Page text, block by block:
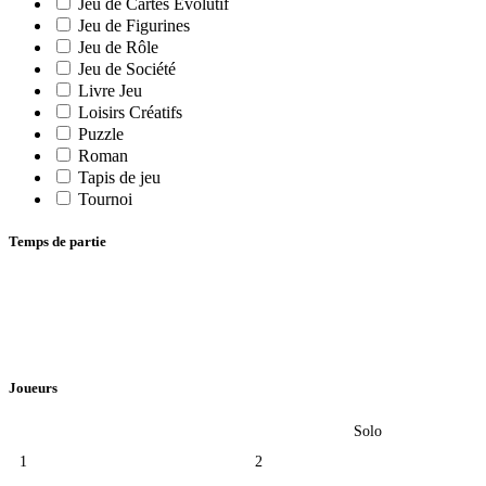
Jeu de Cartes Evolutif
Jeu de Figurines
Jeu de Rôle
Jeu de Société
Livre Jeu
Loisirs Créatifs
Puzzle
Roman
Tapis de jeu
Tournoi
Temps de partie
Joueurs
Solo
1
2